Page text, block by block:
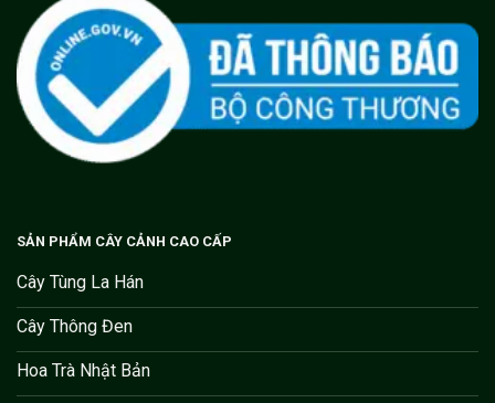
SẢN PHẨM CÂY CẢNH CAO CẤP
Cây Tùng La Hán
Cây Thông Đen
Hoa Trà Nhật Bản